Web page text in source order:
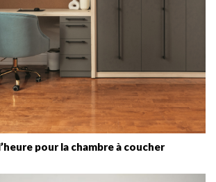
pour la chambre à coucher